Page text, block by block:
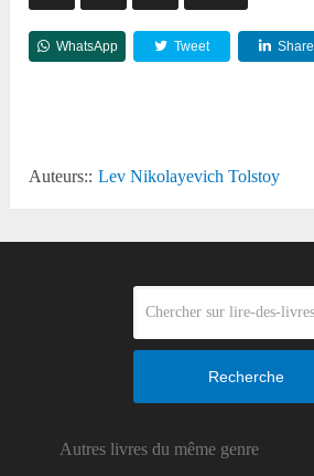
WhatsApp Tweet Share
Auteurs:: Lev Nikolayevich Tolstoy
Recherche
Autres livres du même genre